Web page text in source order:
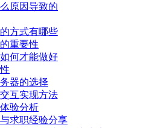
原因导致的
方式有哪些
重要性
何才能做好
器的选择
互实现方法
验分析
求职经验分享